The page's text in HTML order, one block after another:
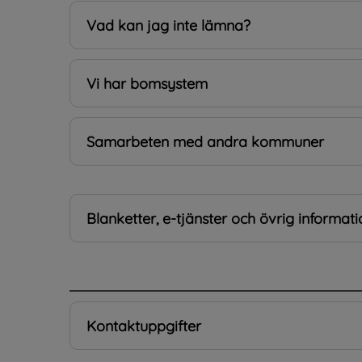
Vad kan jag inte lämna?
Vi har bomsystem
Samarbeten med andra kommuner
Blanketter, e-tjänster och övrig
Kontaktuppgifter